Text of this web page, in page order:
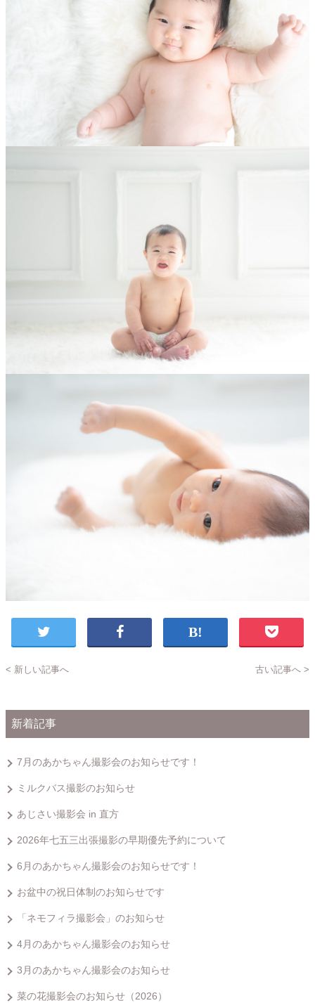
< 新しい記事へ 古い記事へ >
新着記事
7月のあかちゃん撮影会のお知らせです！
ミルクバス撮影のお知らせ
あじさい撮影会 in 直方
2026年七五三出張撮影の早期優先予約について
6月のあかちゃん撮影会のお知らせです！
お盆中の祝日体制のお知らせです
「ネモフィラ撮影会」のお知らせ
4月のあかちゃん撮影会のお知らせ
3月のあかちゃん撮影会のお知らせ
菜の花撮影会のお知らせ（2026）